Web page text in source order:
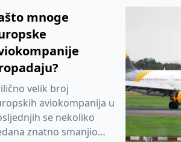
mnoge
velik broj
aviokompanija u
se nekoliko
znatno smanjio